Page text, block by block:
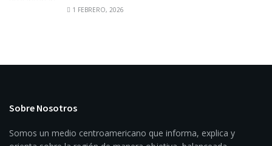
1 FEBRERO, 2026
Sobre Nosotros
Somos un medio centroamericano que informa, explica y